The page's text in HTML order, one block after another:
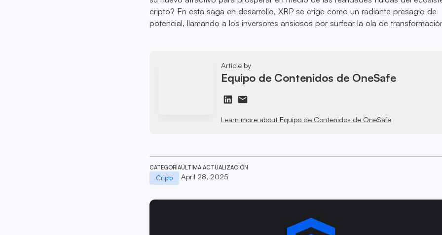
cripto? En esta saga en desarrollo, XRP se erige como un radiante presagio de
potencial, llamando a los inversores ansiosos por surfear la ola de
Article by
Equipo de Contenidos de OneSafe
Learn more about Equipo de Contenidos de OneSafe
CATEGORÍA
Cripto
ÚLTIMA ACTUALIZACIÓN
April 28, 2025